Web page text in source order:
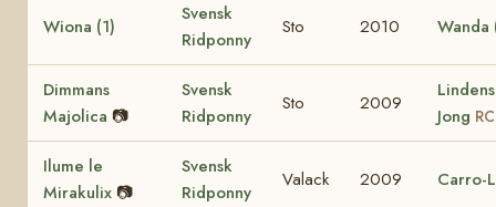
Wiona (1)
Svensk
Ridponny
Sto 2010 Wanda
Dimmans
Majolica 📷
Svensk
Ridponny
Sto 2009
Jong
Ilume le
Mirakulix 📷
Svensk
Ridponny
Valack 2009 Carro-